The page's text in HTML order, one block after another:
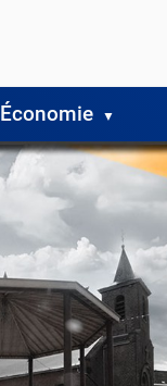
Économie